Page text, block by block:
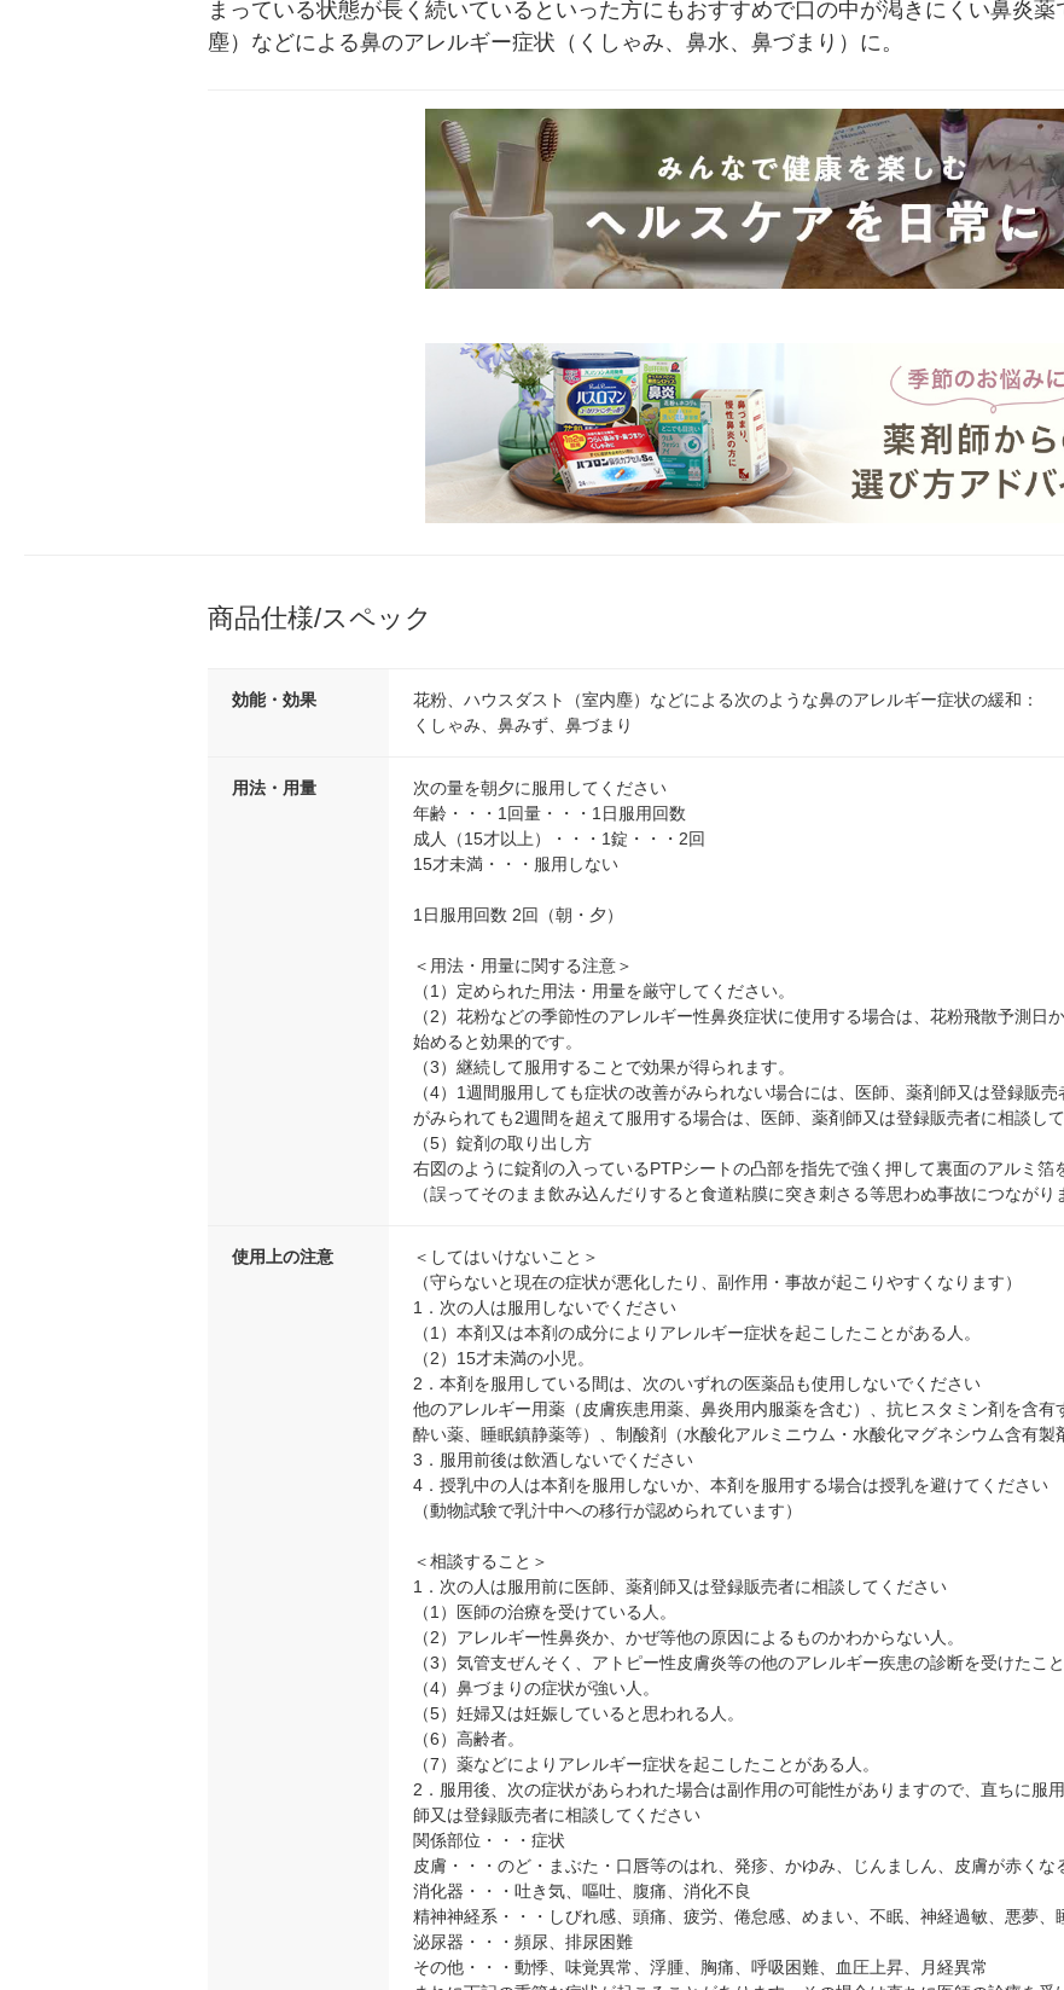
まっている状態が長く続いているといった方にもおすすめで口の中が渇きにくい鼻炎
塵）などによる鼻のアレルギー症状（くしゃみ、鼻水、鼻づまり）に。
商品仕様/スペック
効能・効果
花粉、ハウスダスト（室内塵）などによる次のような鼻のアレルギー症状の緩和：
くしゃみ、鼻みず、鼻づまり
用法・用量
次の量を朝夕に服用してください
年齢・・・1回量・・・1日服用回数
成人（15才以上）・・・1錠・・・2回
15才未満・・・服用しない
1日服用回数 2回（朝・夕）
＜用法・用量に関する注意＞
（1）定められた用法・用量を厳守してください。
（2）花粉などの季節性のアレルギー性鼻炎症状に使用する場合は、花粉飛散予測日
始めると効果的です。
（3）継続して服用することで効果が得られます。
（4）1週間服用しても症状の改善がみられない場合には、医師、薬剤師又は登録販
がみられても2週間を超えて服用する場合は、医師、薬剤師又は登録販売者に相談して
（5）錠剤の取り出し方
右図のように錠剤の入っているPTPシートの凸部を指先で強く押して裏面のアルミ箔
（誤ってそのまま飲み込んだりすると食道粘膜に突き刺さる等思わぬ事故につながり
使用上の注意
＜してはいけないこと＞
（守らないと現在の症状が悪化したり、副作用・事故が起こりやすくなります）
1．次の人は服用しないでください
（1）本剤又は本剤の成分によりアレルギー症状を起こしたことがある人。
（2）15才未満の小児。
2．本剤を服用している間は、次のいずれの医薬品も使用しないでください
他のアレルギー用薬（皮膚疾患用薬、鼻炎用内服薬を含む）、抗ヒスタミン剤を含
酔い薬、睡眠鎮静薬等）、制酸剤（水酸化アルミニウム・水酸化マグネシウム含有製
3．服用前後は飲酒しないでください
4．授乳中の人は本剤を服用しないか、本剤を服用する場合は授乳を避けてください
（動物試験で乳汁中への移行が認められています）
＜相談すること＞
1．次の人は服用前に医師、薬剤師又は登録販売者に相談してください
（1）医師の治療を受けている人。
（2）アレルギー性鼻炎か、かぜ等他の原因によるものかわからない人。
（3）気管支ぜんそく、アトピー性皮膚炎等の他のアレルギー疾患の診断を受けたこと
（4）鼻づまりの症状が強い人。
（5）妊婦又は妊娠していると思われる人。
（6）高齢者。
（7）薬などによりアレルギー症状を起こしたことがある人。
2．服用後、次の症状があらわれた場合は副作用の可能性がありますので、直ちに服
師又は登録販売者に相談してください
関係部位・・・症状
皮膚・・・のど・まぶた・口唇等のはれ、発疹、かゆみ、じんましん、皮膚が赤くな
消化器・・・吐き気、嘔吐、腹痛、消化不良
精神神経系・・・しびれ感、頭痛、疲労、倦怠感、めまい、不眠、神経過敏、悪夢、
泌尿器・・・頻尿、排尿困難
その他・・・動悸、味覚異常、浮腫、胸痛、呼吸困難、血圧上昇、月経異常